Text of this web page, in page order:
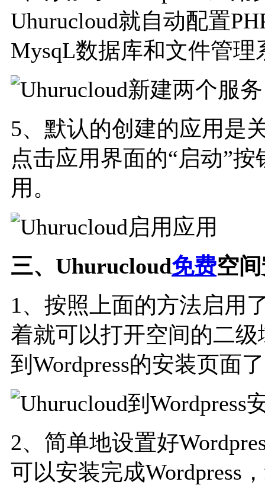
Uhurucloud就自动配置
MysqL数据库和文件管理
5、默认的创建的应用是
点击应用界面的“启动”按
用。
三、Uhurucloud免费空
1、按照上面的方法启用
着就可以打开空间的二
到Wordpress的安装页面
2、简单地设置好
可以安装完成Wordpress